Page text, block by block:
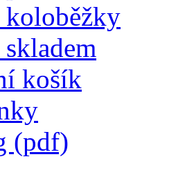
koloběžky
košík
(pdf)